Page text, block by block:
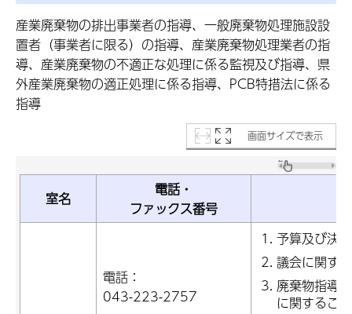
産業廃棄物の排出事業者の指導、一般廃棄物処理施設設
置者（事業者に限る）の指導、産業廃棄物処理業者の指
導、産業廃棄物の不適正な処理に係る監視及び指導、県
外産業廃棄物の適正処理に係る指導、PCB特措法に係る
指導
画面サイズで表示
室名
電話・
ファックス番号
電話：
043-223-2757
予算及び決
議会に関す
廃棄物指導
に関すること